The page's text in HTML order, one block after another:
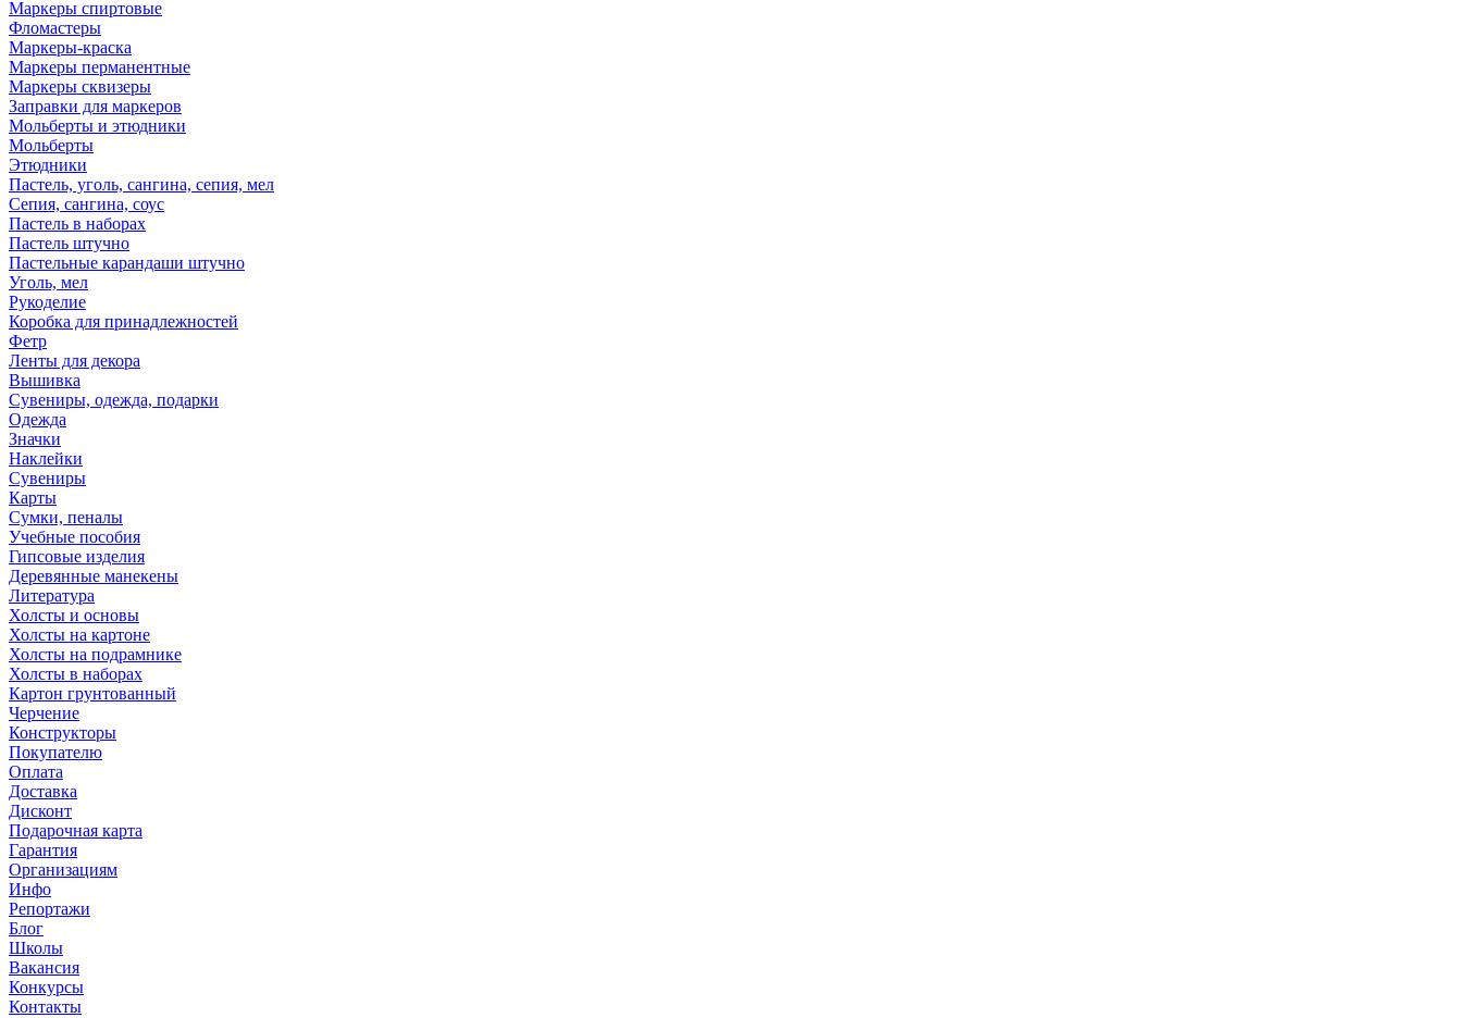
Маркеры спиртовые
Фломастеры
Маркеры-краска
Маркеры перманентные
Маркеры сквизеры
Заправки для маркеров
Мольберты и этюдники
Мольберты
Этюдники
Пастель, уголь, сангина, сепия, мел
Сепия, сангина, соус
Пастель в наборах
Пастель штучно
Пастельные карандаши штучно
Уголь, мел
Рукоделие
Коробка для принадлежностей
Фетр
Ленты для декора
Вышивка
Сувениры, одежда, подарки
Одежда
Значки
Наклейки
Сувениры
Карты
Сумки, пеналы
Учебные пособия
Гипсовые изделия
Деревянные манекены
Литература
Холсты и основы
Холсты на картоне
Холсты на подрамнике
Холсты в наборах
Картон грунтованный
Черчение
Конструкторы
Покупателю
Оплата
Доставка
Дисконт
Подарочная карта
Гарантия
Организациям
Инфо
Репортажи
Блог
Школы
Вакансия
Конкурсы
Контакты